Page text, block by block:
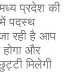
प्रदेश की
में पदस्थ
रही है आप
और
मिलेगी